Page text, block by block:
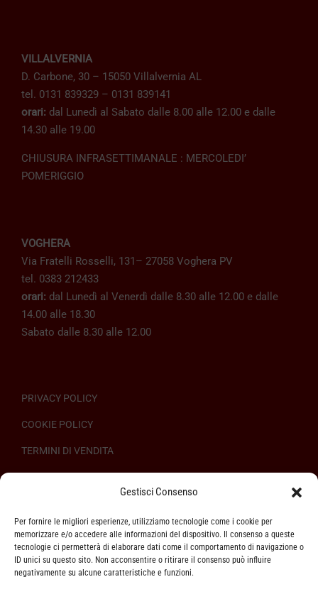
Gestisci Consenso
Per fornire le migliori esperienze, utilizziamo tecnologie come i cookie per
memorizzare e/o accedere alle informazioni del dispositivo. Il consenso a queste
tecnologie ci permetterà di elaborare dati come il comportamento di navigazione o
ID unici su questo sito. Non acconsentire o ritirare il consenso può influire
negativamente su alcune caratteristiche e funzioni.
VILLALVERNIA
D. Carbone, 30 – 15050 Villalvernia AL
tel. 0131 839329 – 0131 839141
orari: dal Lunedì al Sabato dalle 8.00 alle 12.00 e dalle
14.30 alle 19.00
CHIUSURA INFRASETTIMANALE : MERCOLEDI’
POMERIGGIO
VOGHERA
Via Fratelli Rosselli, 131– 27058 Voghera PV
tel. 0383 212433
orari: dal Lunedì al Venerdì dalle 8.30 alle 12.00 e dalle
14.00 alle 18.30
Sabato dalle 8.30 alle 12.00
PRIVACY POLICY
COOKIE POLICY
TERMINI DI VENDITA
ASSISTENZA CLIENTI